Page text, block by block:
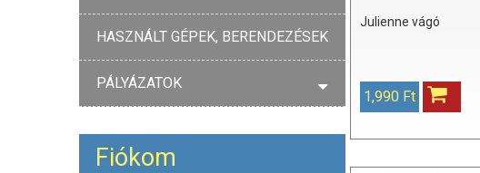
HASZNÁLT GÉPEK, BERENDEZÉSEK
PÁLYÁZATOK
Fiókom
Julienne vágó
1,990 Ft